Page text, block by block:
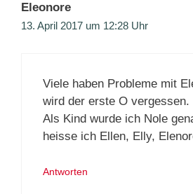
Eleonore
13. April 2017 um 12:28 Uhr
Viele haben Probleme mit
wird der erste O vergessen.
Als Kind wurde ich Nole
heisse ich Ellen, Elly,
Antworten